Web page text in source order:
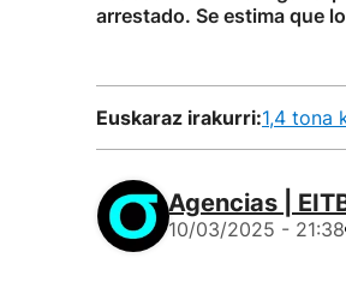
arrestado. Se estima que
Euskaraz irakurri:1,4 tona
Agencias |
10/03/2025 - 21:38